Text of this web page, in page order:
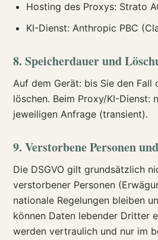
Hosting des Proxys: Strato
KI-Dienst: Anthropic PBC
8. Speicherdauer und
Auf dem Gerät: bis Sie den Fall
löschen. Beim Proxy/KI-Dienst:
jeweiligen Anfrage (transient).
9. Verstorbene Personen
Die DSGVO gilt grundsätzlich
verstorbener Personen
nationale Regelungen bleiben
können Daten lebender Dritter
werden vertraulich und nur im